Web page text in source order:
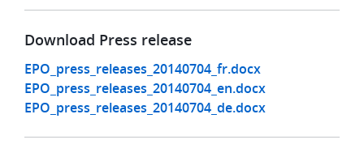
Download Press release
EPO_press_releases_20140704_fr.docx
EPO_press_releases_20140704_en.docx
EPO_press_releases_20140704_de.docx